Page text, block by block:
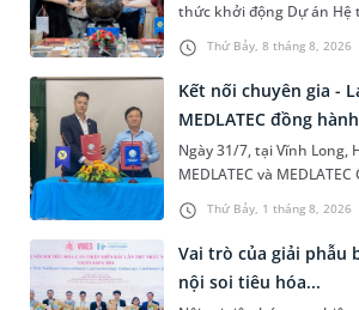
Thứ Bảy, 8 tháng 8, 2026
thức khởi động Dự án Hệ
Quản lý Bệnh viện (HIS -
System) giai đoạn mới.
chuyển mình quan trọng,
thành “trục xương sống”
sinh thái y tế số, số hóa
chữa bệnh và khẳng định
hành trình chuyển đổi số
Thứ Bảy, 1 tháng 8, 2026
Kết nối chuyên gia -
MEDLATEC đồng
Ngày 31/7, tại Vĩnh Long,
MEDLATEC và
Trung tâm Kiểm soát
Long tổ chức hội nghị
cập nhật xét nghiệm
trị". Đây là hoạt động
tri thức y khoa, thúc đẩy
Vai trò của giải phẫu
nội soi tiêu hóa...